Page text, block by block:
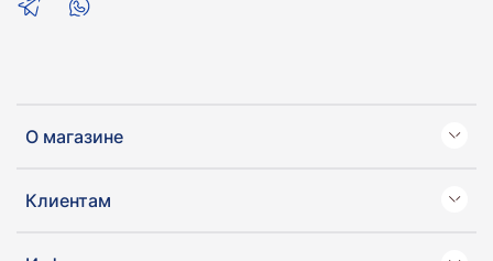
О магазине
Клиентам